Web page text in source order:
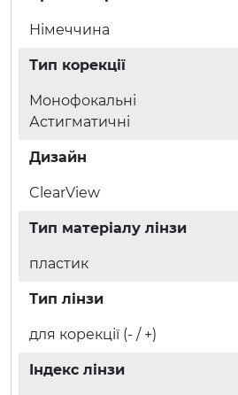
Німеччина
Тип корекції
Монофокальні
Астигматичні
Дизайн
ClearView
Тип матеріалу лінзи
пластик
Тип лінзи
для корекції (- / +)
Індекс лінзи